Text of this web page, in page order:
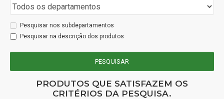
Pesquisar nos subdepartamentos
Pesquisar na descrição dos produtos
PESQUISAR
PRODUTOS QUE SATISFAZEM OS
CRITÉRIOS DA PESQUISA.